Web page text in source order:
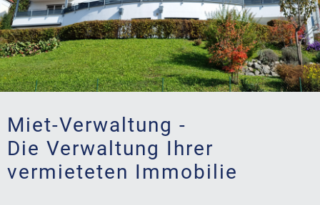
Miet-Verwaltung -
Die Verwaltung Ihrer
vermieteten Immobilie